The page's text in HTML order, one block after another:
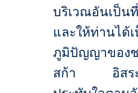
บริเวณอันเป็น
และให้ท่านไ
ภูมิปัญญาของช
สก้า อิสระใ